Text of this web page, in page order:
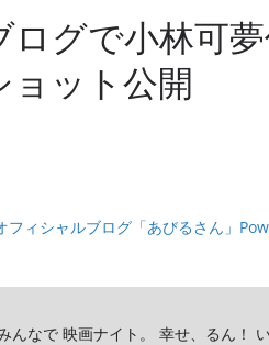
グで小林可
ョット公開
フィシャルブログ「あびるさん」
んなで 映画ナイト。 幸せ、るん！